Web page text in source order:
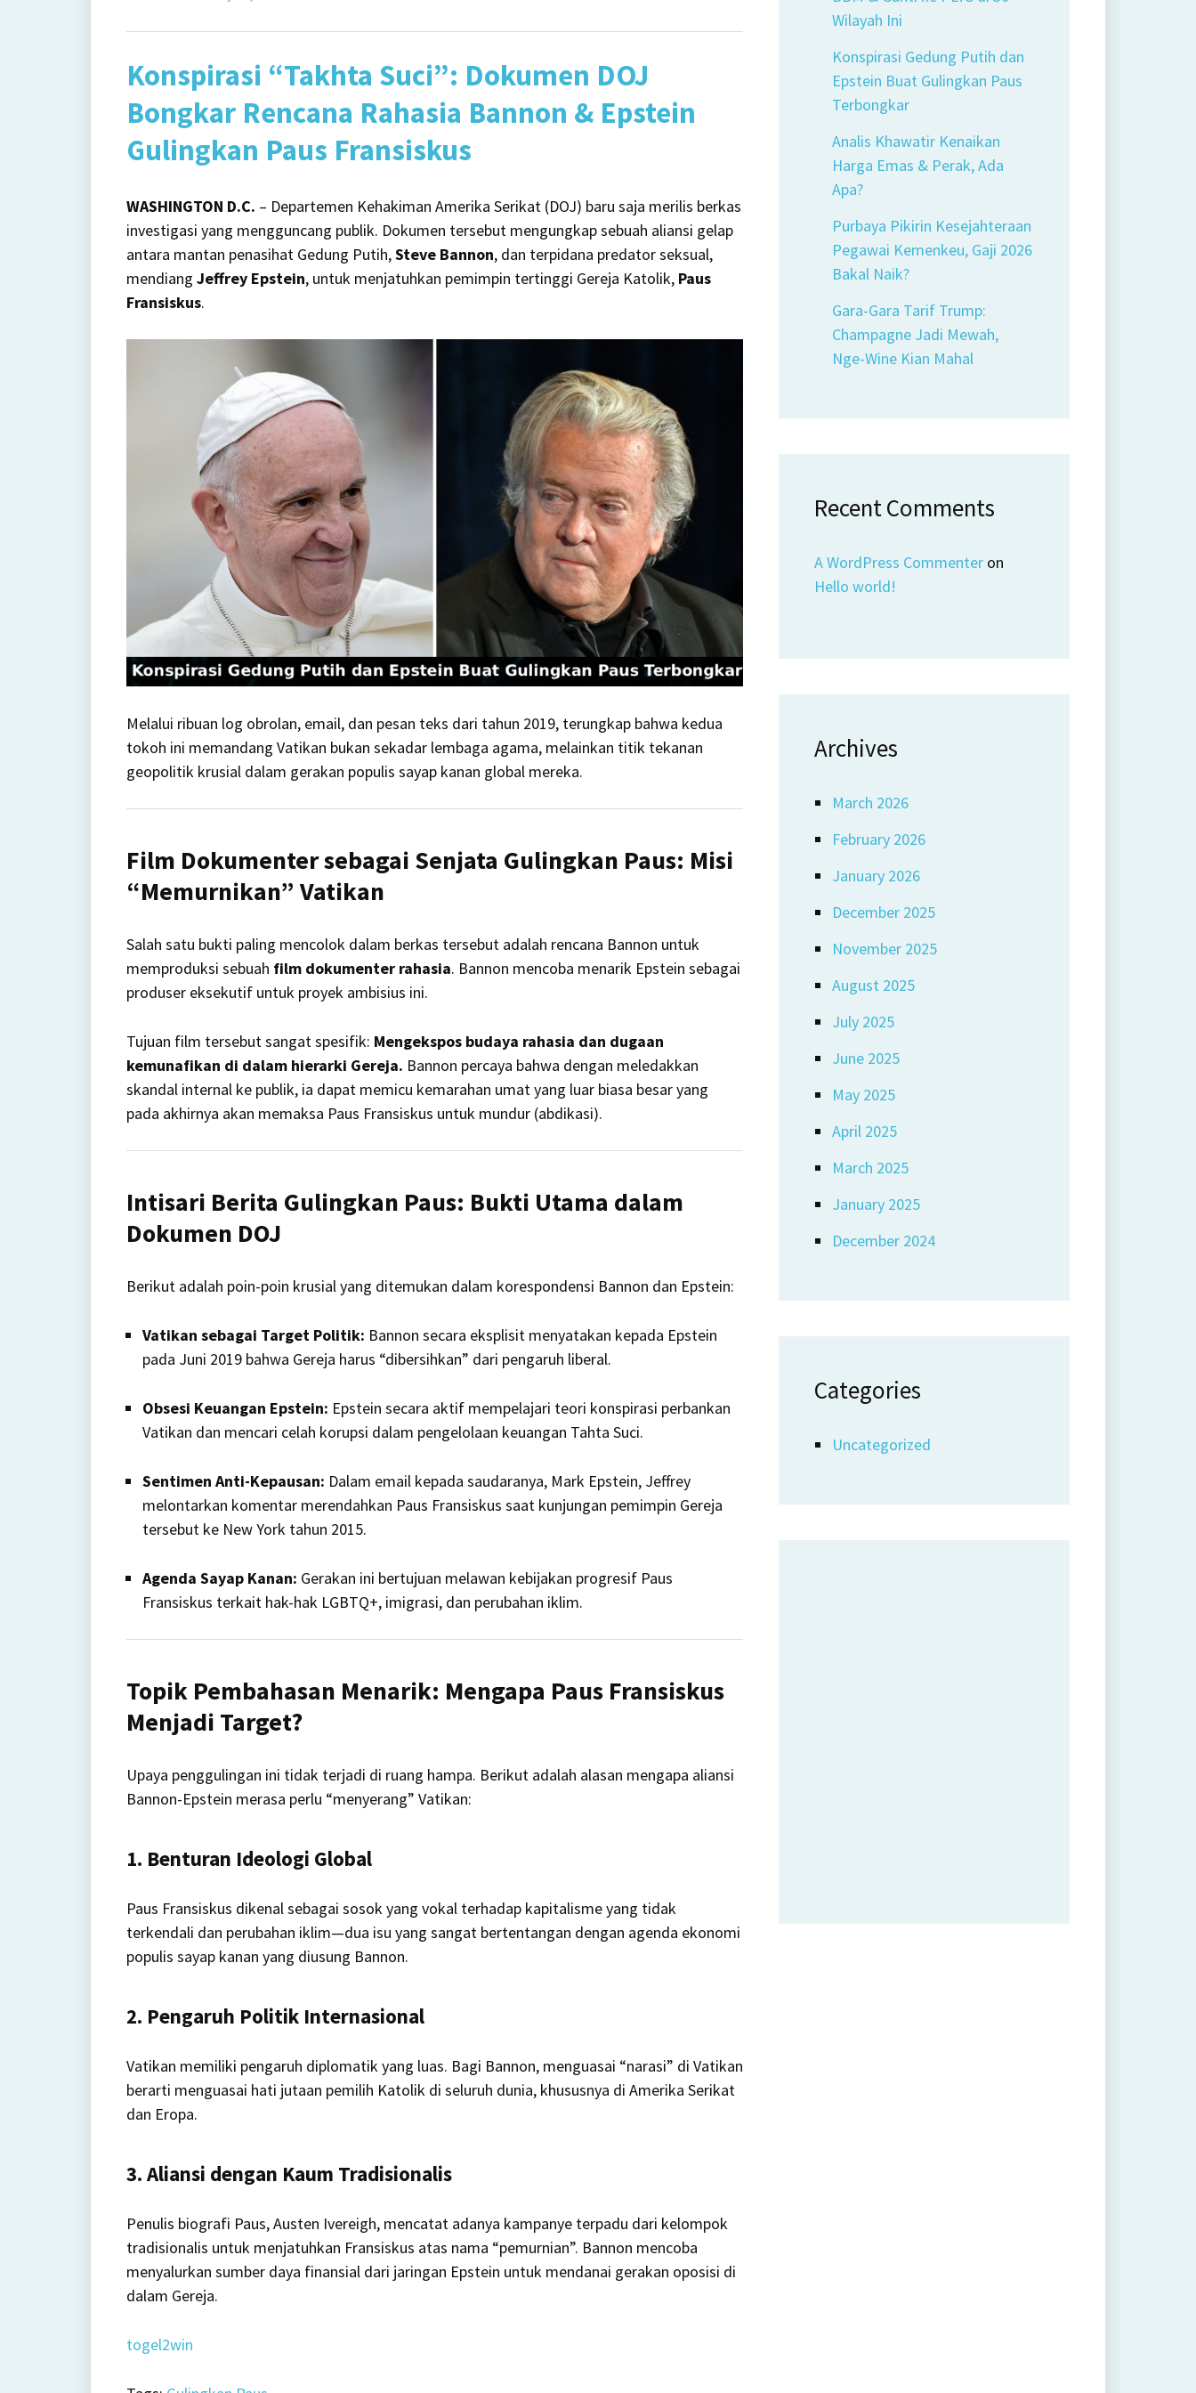
Putih
Epstein
Buat
Terbongkar
Konspirasi “Takhta Suci”: Dokumen DOJ
Bongkar Rencana Rahasia Bannon & Epstein
Gulingkan Paus Fransiskus
WASHINGTON D.C. – Departemen Kehakiman Amerika Serikat (DOJ) baru saja merilis berkas
investigasi yang mengguncang publik. Dokumen tersebut mengungkap sebuah aliansi gelap
antara mantan penasihat Gedung Putih,Steve Bannon, dan terpidana predator seksual,
mendiang Jeffrey Epstein, untuk menjatuhkan pemimpin tertinggi Gereja Katolik, Paus
Fransiskus.
Melalui ribuan log obrolan, email, dan pesan teks dari tahun 2019, terungkap bahwa kedua
tokoh ini memandang Vatikan bukan sekadar lembaga agama, melainkan titik tekanan
geopolitik krusial dalam gerakan populis sayap kanan global mereka.
Film Dokumenter sebagai Senjata Gulingkan Paus: Misi
“Memurnikan” Vatikan
Salah satu bukti paling mencolok dalam berkas tersebut adalah rencana Bannon untuk
memproduksi sebuah film dokumenter rahasia. Bannon mencoba menarik Epstein sebagai
produser eksekutif untuk proyek ambisius ini.
Tujuan film tersebut sangat spesifik: Mengekspos budaya rahasia dan dugaan
kemunafikan di dalam hierarki Gereja. Bannon percaya bahwa dengan meledakkan
skandal internal ke publik, ia dapat memicu kemarahan umat yang luar biasa besar yang
pada akhirnya akan memaksa Paus Fransiskus untuk mundur (abdikasi).
Intisari Berita Gulingkan Paus: Bukti Utama dalam
Dokumen DOJ
Berikut adalah poin-poin krusial yang ditemukan dalam korespondensi Bannon dan Epstein:
Vatikan sebagai Target Politik: Bannon secara eksplisit menyatakan kepada Epstein
pada Juni 2019 bahwa Gereja harus “dibersihkan” dari pengaruh liberal.
Obsesi Keuangan Epstein: Epstein secara aktif mempelajari teori konspirasi perbankan
Vatikan dan mencari celah korupsi dalam pengelolaan keuangan Tahta Suci.
Sentimen Anti-Kepausan: Dalam email kepada saudaranya, Mark Epstein, Jeffrey
melontarkan komentar merendahkan Paus Fransiskus saat kunjungan pemimpin Gereja
tersebut ke New York tahun 2015.
Agenda Sayap Kanan: Gerakan ini bertujuan melawan kebijakan progresif Paus
Fransiskus terkait hak-hak LGBTQ+, imigrasi, dan perubahan iklim.
Topik Pembahasan Menarik: Mengapa Paus Fransiskus
Menjadi Target?
Upaya penggulingan ini tidak terjadi di ruang hampa. Berikut adalah alasan mengapa aliansi
Bannon-Epstein merasa perlu “menyerang” Vatikan:
1. Benturan Ideologi Global
Paus Fransiskus dikenal sebagai sosok yang vokal terhadap kapitalisme yang tidak
terkendali dan perubahan iklim—dua isu yang sangat bertentangan dengan agenda ekonomi
populis sayap kanan yang diusung Bannon.
2. Pengaruh Politik Internasional
Vatikan memiliki pengaruh diplomatik yang luas. Bagi Bannon, menguasai “narasi” di Vatikan
berarti menguasai hati jutaan pemilih Katolik di seluruh dunia, khususnya di Amerika Serikat
dan Eropa.
3. Aliansi dengan Kaum Tradisionalis
Penulis biografi Paus, Austen Ivereigh, mencatat adanya kampanye terpadu dari kelompok
tradisionalis untuk menjatuhkan Fransiskus atas nama “pemurnian”. Bannon mencoba
menyalurkan sumber daya finansial dari jaringan Epstein untuk mendanai gerakan oposisi di
dalam Gereja.
togel2win
Wilayah Ini
Konspirasi Gedung Putih dan
Epstein Buat Gulingkan Paus
Terbongkar
Analis Khawatir Kenaikan
Harga Emas & Perak, Ada
Apa?
Purbaya Pikirin Kesejahteraan
Pegawai Kemenkeu, Gaji 2026
Bakal Naik?
Gara-Gara Tarif Trump:
Champagne Jadi Mewah,
Nge-Wine Kian Mahal
Recent Comments
A WordPress Commenter on
Hello world!
Archives
March 2026
February 2026
January 2026
December 2025
November 2025
August 2025
July 2025
June 2025
May 2025
April 2025
March 2025
January 2025
December 2024
Categories
Uncategorized